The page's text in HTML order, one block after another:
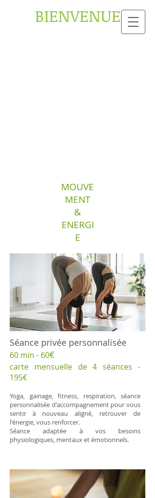
BIENVENUE
MOUVE
MENT
&
ENERGI
E
​Séance privée personnalisée
​60 min - 60€
carte mensuelle de 4 séances -
195€
Yoga, gainage, fitness, respiration, séance
personnalisée d'accompagnement pour vous
sentir à nouveau aligné, retrouver de
l'énergie, vous renforcer.
Séance adaptée à vos besoins
physiologiques, mentaux et émotionnels.